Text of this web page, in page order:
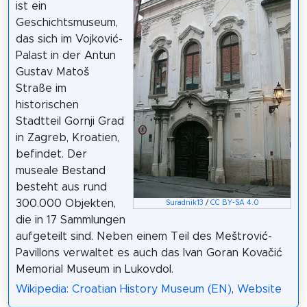
Suradnik13 / CC BY-SA 4.0
ist ein
Geschichtsmuseum,
das sich im Vojković-
Palast in der Antun
Gustav Matoš
Straße im
historischen
Stadtteil Gornji Grad
in Zagreb, Kroatien,
befindet. Der
museale Bestand
besteht aus rund
300.000 Objekten,
die in 17 Sammlungen
aufgeteilt sind. Neben einem Teil des Meštrović-
Pavillons verwaltet es auch das Ivan Goran Kovačić
Memorial Museum in Lukovdol.
Wikipedia: Croatian History Museum (EN), Website